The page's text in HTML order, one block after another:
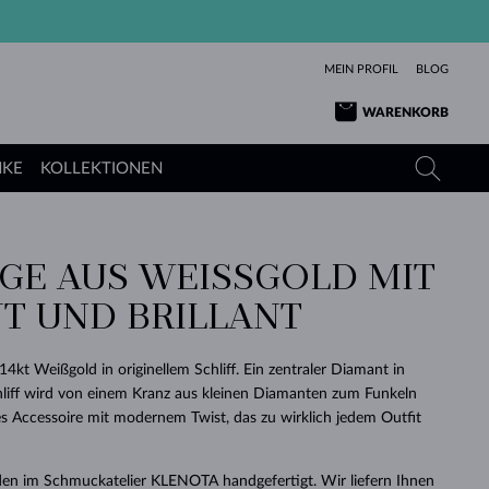
MEIN PROFIL BLOG
WARENKORB
RICHTIGEN
DURCHSEHEN
LIEBE
DURCHSEHEN
GELBGOLD
ROSÉGOLD
ANGEBOT
DURCHSEHEN
TANSANITE
TOPASE
TURMALINE
MOLDAVITESCHÖN
DURCHSEHEN
TURMALINE
MOLDAVITE
MINERALKETTEN
PERLEN ANHÄNGER
SIMPLEN
ARMBÄNDER
DURCHSEHEN
PERLEN
DURCHSEHEN
SAPHIRE
SMARAGDE
MOLDAVITE
MINERALIEN
KLENOTA
DURCHSEHEN
SCHENKEN
DURCHSEHEN
KOLLEKTIONEN
KOLLEKTIONEN
DURCHSEHEN
AUS WEISSGOLD MIT D
BRILLANT
Weißgold in originellem Schliff. Ein zentraler Diamant in
wird von einem Kranz aus kleinen Diamanten zum Funkeln
Accessoire mit modernem Twist, das zu wirklich jedem Outfit
im Schmuckatelier KLENOTA handgefertigt. Wir liefern Ihnen